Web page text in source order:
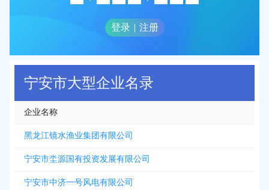
登录 | 注册
宁安市大型企业名录
企业名称
黑龙江镜水渔业集团有限公司
宁安市坔源国有投资发展有限公司
宁安市中济一号风电有限公司